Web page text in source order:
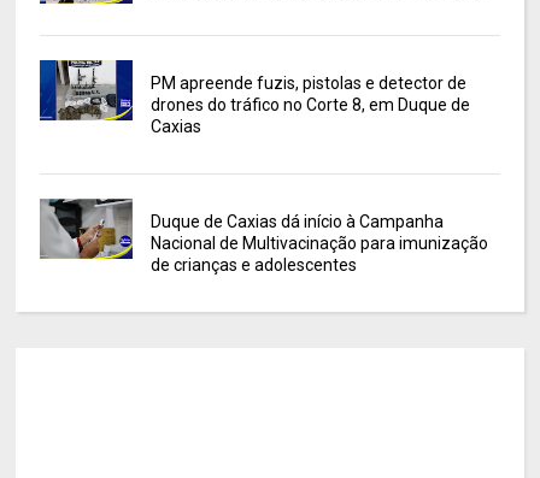
PM apreende fuzis, pistolas e detector de
drones do tráfico no Corte 8, em Duque de
Caxias
Duque de Caxias dá início à Campanha
Nacional de Multivacinação para imunização
de crianças e adolescentes